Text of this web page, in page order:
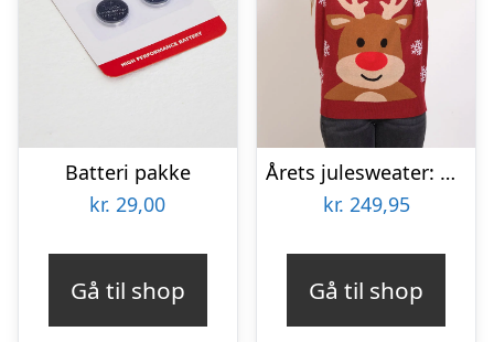
Batteri pakke
kr. 29,00
Gå til shop
Årets julesweater: Det Søde Rensdyr – dame / kvinder. Ugly Christmas Sweater lavet i Danmark
kr. 249,95
Gå til shop